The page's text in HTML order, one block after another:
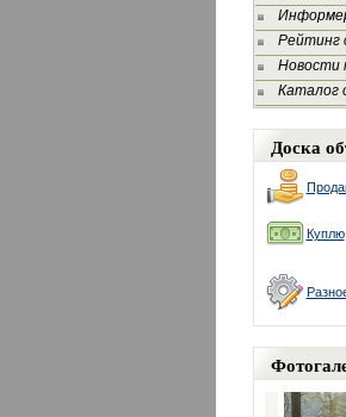
Рейтинг
Новости
Каталог
Доска
Куплю